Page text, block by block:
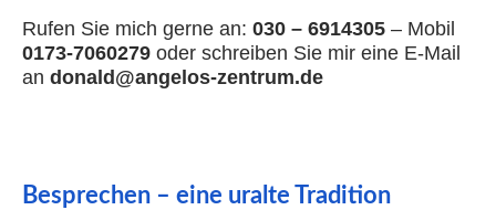
Rufen Sie mich gerne an: 030 – 6914305 – Mobil
0173-7060279 oder schreiben Sie mir eine E-Mail
an donald@angelos-zentrum.de
Besprechen – eine uralte Tradition